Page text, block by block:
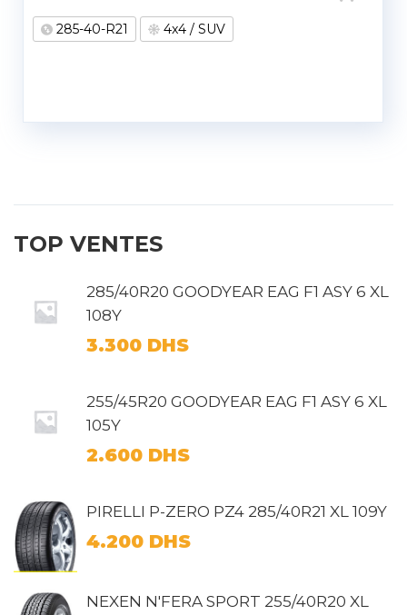
285-40-R21 4x4 / SUV
TOP VENTES
285/40R20 GOODYEAR EAG F1 ASY 6 XL
108Y
3.300 DHS
255/45R20 GOODYEAR EAG F1 ASY 6 XL
105Y
2.600 DHS
PIRELLI P-ZERO PZ4 285/40R21 XL 109Y
4.200 DHS
NEXEN N'FERA SPORT 255/40R20 XL